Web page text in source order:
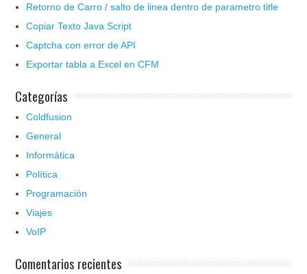
Retorno de Carro / salto de linea dentro de parametro title
Copiar Texto Java Script
Captcha con error de API
Exportar tabla a Excel en CFM
Categorías
Coldfusion
General
Informática
Política
Programación
Viajes
VoIP
Comentarios recientes